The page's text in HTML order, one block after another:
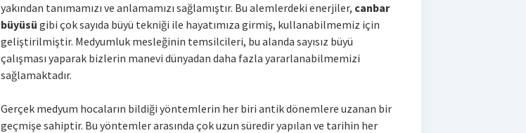
yakından tanımamızı ve anlamamızı sağlamıştır. Bu alemlerdeki enerjiler, canbar
büyüsügibi çok sayıda büyü tekniği ile hayatımıza girmiş, kullanabilmemiz için
geliştirilmiştir. Medyumluk mesleğinin temsilcileri, bu alanda sayısız büyü
çalışması yaparak bizlerin manevi dünyadan daha fazla yararlanabilmemizi
sağlamaktadır.
Gerçek medyum hocaların bildiği yöntemlerin her biri antik dönemlere uzanan bir
geçmişe sahiptir. Bu yöntemler arasında çok uzun süredir yapılan ve tarihin her